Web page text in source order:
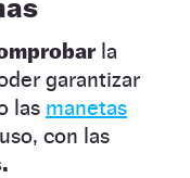
la
garantizar
las manetas
con las